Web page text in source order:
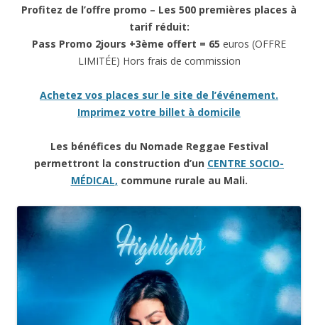
Profitez de l’offre promo – Les 500 premières places à
tarif réduit:
Pass Promo 2jours +3ème offert = 65 euros (OFFRE
LIMITÉE) Hors frais de commission
Achetez vos places sur le site de l’événement.
Imprimez votre billet à domicile
Les bénéfices du Nomade Reggae Festival
permettront la construction d’un CENTRE SOCIO-
MÉDICAL, commune rurale au Mali.